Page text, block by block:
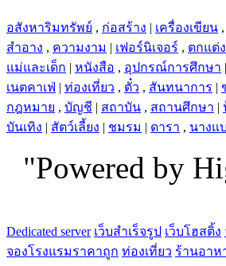
อสังหาริมทรัพย์ , ก่อสร้าง | เครื่องเขียน ,
สำอาง , ความงาม | เฟอร์นิเจอร์ , ตกแต่ง
แม่และเด็ก | หนังสือ , อุปกรณ์การศึกษา |
เนตคาเฟ่ | ท่องเที่ยว , ตั๋ว , สันทนาการ |
กฎหมาย , บัญชี | สถาบัน , สถานศึกษา |
บันเทิง | สัตว์เลี้ยง | ชมรม | ดารา , นางแ
"Powered by
Dedicated server เว็บสำเร็จรูป เว็บโฮสติ้ง
จองโรงแรมราคาถูก ท่องเที่ยว ร้านอาห